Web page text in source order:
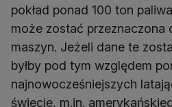
pokład ponad 100 ton
może zostać przeznaczona
maszyn. Jeżeli dane te
byłby pod tym względem
najnowocześniejszych
świecie, m.in.